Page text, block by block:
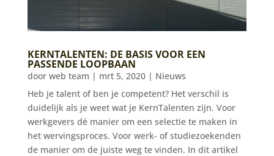
KERNTALENTEN: DE BASIS VOOR EEN
PASSENDE LOOPBAAN
door web team | mrt 5, 2020| Nieuws
Heb je talent of ben je competent? Het verschil is
duidelijk als je weet wat je KernTalenten zijn. Voor
werkgevers dé manier om een selectie te maken in
het wervingsproces. Voor werk- of studiezoekenden
de manier om de juiste weg te vinden. In dit artikel